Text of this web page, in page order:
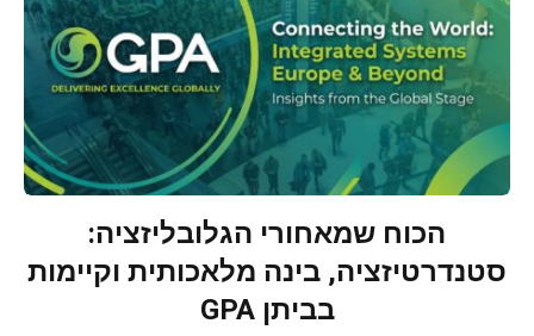
הכוח שמאחורי הגלובליזציה:
סטנדרטיזציה, בינה מלאכותית וקיימות
בביתן GPA